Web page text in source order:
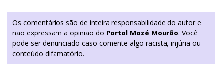
Os comentários são de inteira responsabilidade do autor e
não expressam a opinião do Portal Mazé Mourão. Você
pode ser denunciado caso comente algo racista, injúria ou
conteúdo difamatório.